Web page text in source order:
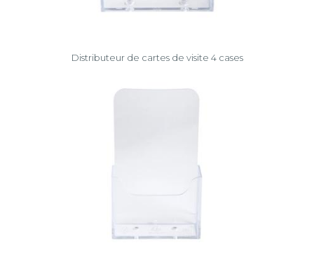
Distributeur de cartes de visite 4 cases